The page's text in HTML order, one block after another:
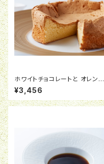
ホワイトチョコレートと オレンジ
の軽いガトーショコラ 15cm
¥3,456